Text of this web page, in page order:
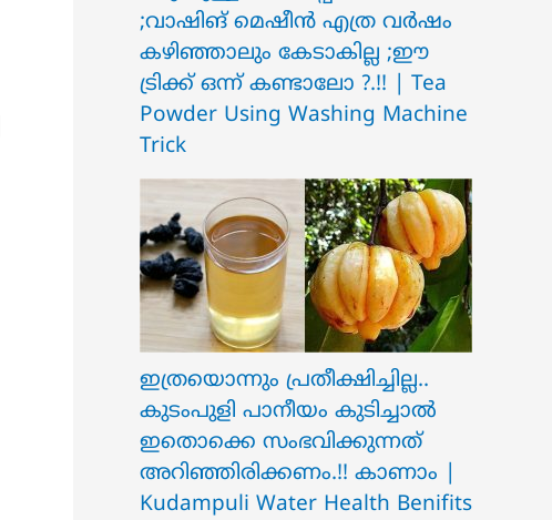
;വാഷിങ് മെഷീൻ എത്ര വർഷം
കഴിഞ്ഞാലും കേടാകില്ല ;ഈ
ട്രിക്ക് ഒന്ന് കണ്ടാലോ ?.!! | Tea
Powder Using Washing Machine
Trick
ഇത്രയൊന്നും പ്രതീക്ഷിച്ചില്ല..
ക‍ു‌ടംപുളി പാനീയം കുടിച്ചാൽ
ഇതൊക്കെ സംഭവിക്കുന്നത്
അറിഞ്ഞിരിക്കണം.!! കാണാം |
Kudampuli Water Health Benifits